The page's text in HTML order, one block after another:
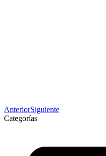
AnteriorSiguiente
Categorías